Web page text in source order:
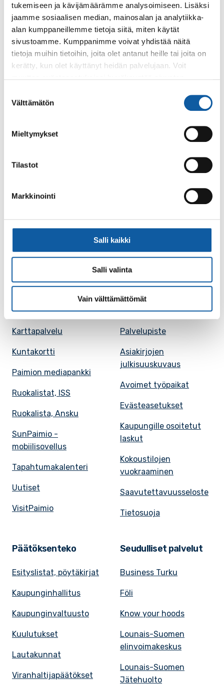
tukemiseen ja kävijämäärämme analysoimiseen. Lisäksi
jaamme sosiaalisen median, mainosalan ja analytiikka-
alan kumppaneillemme tietoja siitä, miten käytät
sivustoamme. Kumppanimme voivat yhdistää näitä
tietoja muihin tietoihin, joita olet antanut heille tai joita on
kerätty, kun olet käyttänyt heidän palvelujaan. Voit
valinta
Välttämätön
Mieltymykset
Tilastot
Markkinointi
Salli kaikki
Salli valinta
Vain välttämättömät
Palaute
Sähköposti:
FacebookInstagramYoutube
Paimio-tieto
Tietoa Paimiosta
Karttapalvelu
Kuntakortti
Paimion mediapankki
Ruokalistat, ISS
Ruokalista, Ansku
SunPaimio -
mobiilisovellus
Tapahtumakalenteri
Uutiset
VisitPaimio
Asiointi
Yhteystietohaku
Palvelupiste
Asiakirjojen
julkisuuskuvaus
Avoimet työpaikat
Evästeasetukset
Kaupungille osoitetut
laskut
Kokoustilojen
vuokraaminen
Saavutettavuusseloste
Tietosuoja
Päätöksenteko
Esityslistat, pöytäkirjat
Kaupunginhallitus
Kaupunginvaltuusto
Kuulutukset
Lautakunnat
Viranhaltijapäätökset
Seudulliset palvelut
Business Turku
Föli
Know your hoods
Lounais-Suomen
elinvoimakeskus
Lounais-Suomen
Jätehuolto